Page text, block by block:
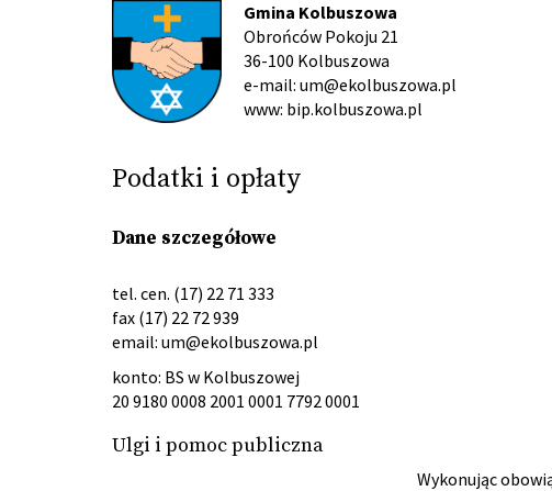
Gmina Kolbuszowa
Obrońców Pokoju 21
36-100 Kolbuszowa
e-mail: um@ekolbuszowa.pl
www: bip.kolbuszowa.pl
Podatki i opłaty
Dane szczegółowe
tel. cen. (17) 22 71 333
fax (17) 22 72 939
email: um@ekolbuszowa.pl
konto: BS w Kolbuszowej
20 9180 0008 2001 0001 7792 0001
Ulgi i pomoc publiczna
Wykonując